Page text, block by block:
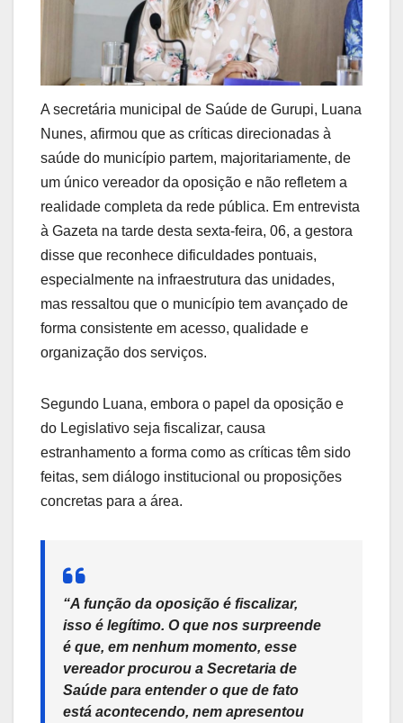
A secretária municipal de Saúde de Gurupi, Luana
Nunes, afirmou que as críticas direcionadas à
saúde do município partem, majoritariamente, de
um único vereador da oposição e não refletem a
realidade completa da rede pública. Em entrevista
à Gazeta na tarde desta sexta-feira, 06, a gestora
disse que reconhece dificuldades pontuais,
especialmente na infraestrutura das unidades,
mas ressaltou que o município tem avançado de
forma consistente em acesso, qualidade e
organização dos serviços.
Segundo Luana, embora o papel da oposição e
do Legislativo seja fiscalizar, causa
estranhamento a forma como as críticas têm sido
feitas, sem diálogo institucional ou proposições
concretas para a área.
“A função da oposição é fiscalizar,
isso é legítimo. O que nos surpreende
é que, em nenhum momento, esse
vereador procurou a Secretaria de
Saúde para entender o que de fato
está acontecendo, nem apresentou